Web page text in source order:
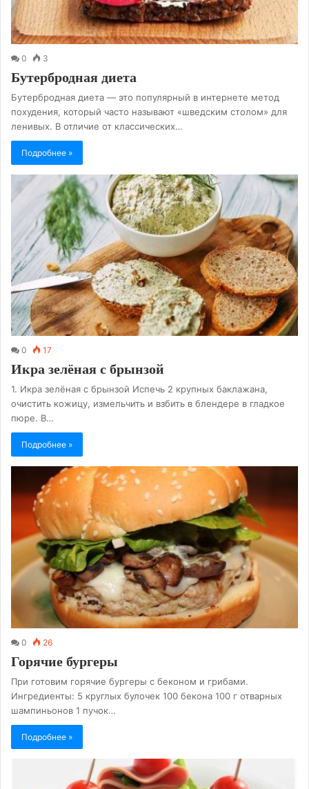
0 3
Бутербродная диета
Бутербродная диета — это популярный в интернете метод
похудения, который часто называют «шведским столом» для
ленивых. В отличие от классических…
Подробнее »
0 17
Икра зелёная с брынзой
1. Икра зелёная с брынзой Испечь 2 крупных баклажана,
очистить кожицу, измельчить и взбить в блендере в гладкое
пюре. В…
Подробнее »
0 26
Горячие бургеры
При готовим горячие бургеры с беконом и грибами.
Ингредиенты: 5 круглых булочек 100 бекона 100 г отварных
шампиньонов 1 пучок…
Подробнее »